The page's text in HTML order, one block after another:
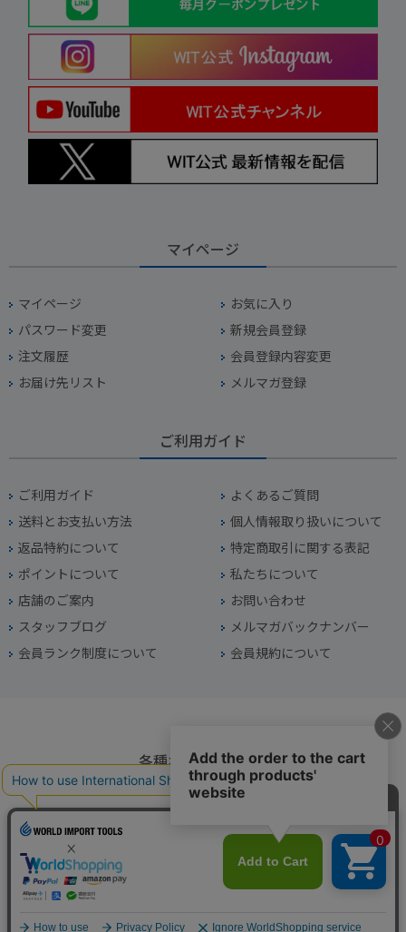
マイページ
マイページ
お気に入り
パスワード変更
新規会員登録
注文履歴
会員登録内容変更
お届け先リスト
メルマガ登録
ご利用ガイド
ご利用ガイド
よくあるご質問
送料とお支払い方法
個人情報取り扱いについて
返品特約について
特定商取引に関する表記
ポイントについて
私たちについて
店舗のご案内
お問い合わせ
スタッフブログ
メルマガバックナンバー
会員ランク制度について
会員規約について
各種お問い合わせ
045-949-2451
年中無休（年末年始を除く）